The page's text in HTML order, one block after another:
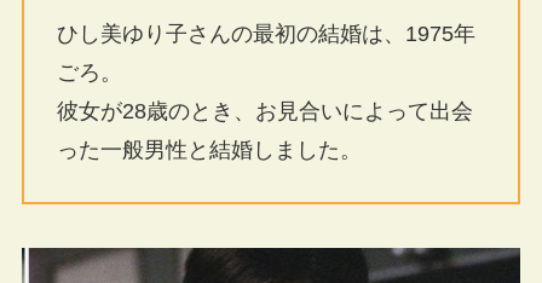
ひし美ゆり子さんの最初の結婚は、1975年
ごろ。
彼女が28歳のとき、お見合いによって出会
った一般男性と結婚しました。